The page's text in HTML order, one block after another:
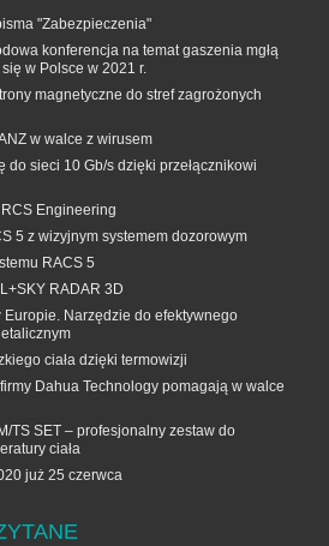
"Zabezpieczenia"
konferencja na temat gaszenia mgłą
w Polsce w 2021 r.
magnetyczne do stref zagrożonych
w walce z wirusem
do sieci 10 Gb/s dzięki przełącznikowi
Engineering
5 z wizyjnym systemem dozorowym
RACS 5
RADAR 3D
Narzędzie do efektywnego
ciała dzięki termowizji
Dahua Technology pomagają w walce
TS SET – profesjonalny zestaw do
ciała
już 25 czerwca